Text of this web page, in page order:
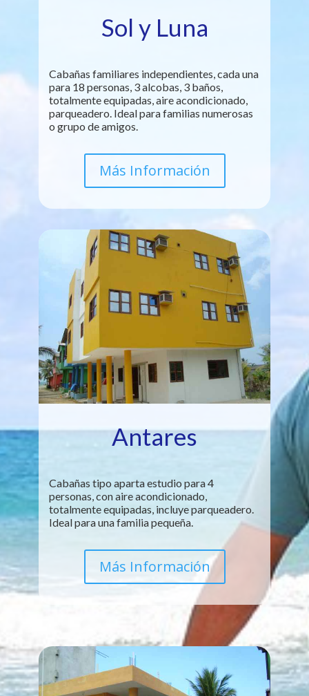
Sol y Luna
Cabañas familiares independientes, cada una
para 18 personas, 3 alcobas, 3 baños,
totalmente equipadas, aire acondicionado,
parqueadero. Ideal para familias numerosas
o grupo de amigos.
Más Información
Antares
Cabañas tipo aparta estudio para 4
personas, con aire acondicionado,
totalmente equipadas, incluye parqueadero.
Ideal para una familia pequeña.
Más Información